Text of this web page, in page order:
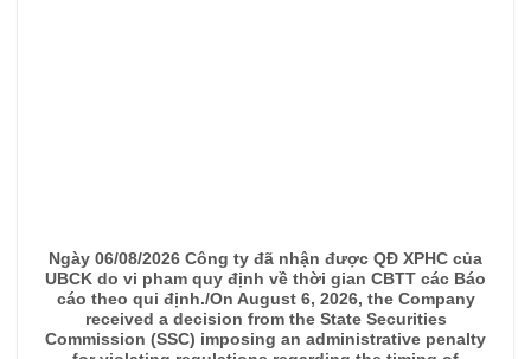
Ngày 06/08/2026 Công ty đã nhận được QĐ XPHC của
UBCK do vi pham quy định về thời gian CBTT các Báo
cáo theo qui định./On August 6, 2026, the Company
received a decision from the State Securities
Commission (SSC) imposing an administrative penalty